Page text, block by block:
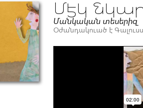
Մէկ
Մանկական տեսերիզ
Օժանդակուած է